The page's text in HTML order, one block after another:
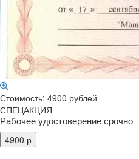
Стоимость: 4900 рублей
СПЕЦАКЦИЯ
Рабочее удостоверение срочно